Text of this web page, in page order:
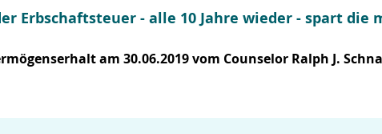
Erbschaftsteuer - alle 10 Jahre wieder - spart die
am 30.06.2019 vom Counselor Ralph J.